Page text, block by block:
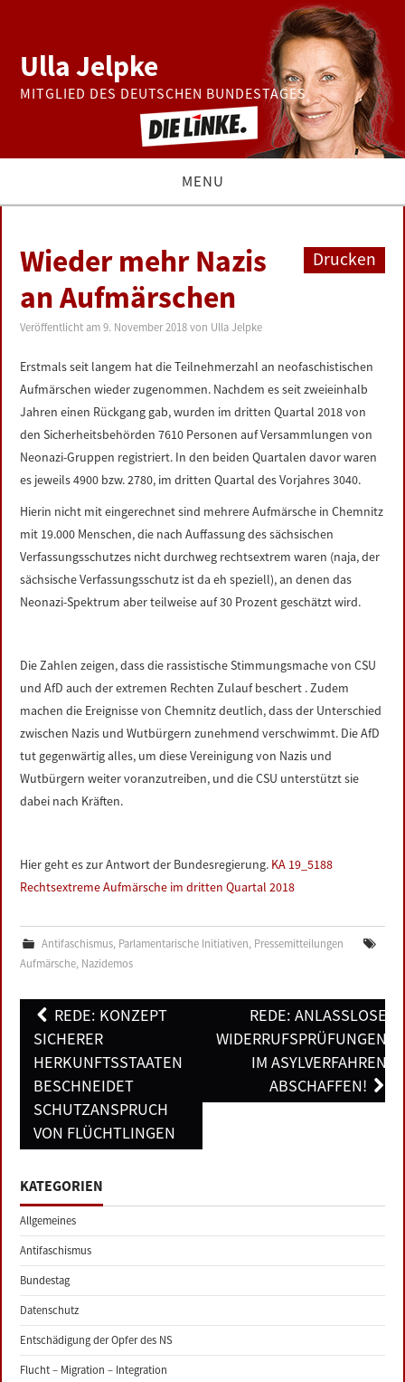
Ulla Jelpke
MITGLIED DES DEUTSCHEN BUNDESTAGES
MENU
BUNDESTAG
PRESSE
ZUR PERSON
LINKS
DATENSCHUTZERKLÄRUNG
IMPRESSUM
Drucken
Wieder mehr Nazis
an Aufmärschen
Veröffentlicht am9. November 2018 von Ulla Jelpke
Erstmals seit langem hat die Teilnehmerzahl an neofaschistischen
Aufmärschen wieder zugenommen. Nachdem es seit zweieinhalb
Jahren einen Rückgang gab, wurden im dritten Quartal 2018 von
den Sicherheitsbehörden 7610 Personen auf Versammlungen von
Neonazi-Gruppen registriert. In den beiden Quartalen davor waren
es jeweils 4900 bzw. 2780, im dritten Quartal des Vorjahres 3040.
Hierin nicht mit eingerechnet sind mehrere Aufmärsche in Chemnitz
mit 19.000 Menschen, die nach Auffassung des sächsischen
Verfassungsschutzes nicht durchweg rechtsextrem waren (naja, der
sächsische Verfassungsschutz ist da eh speziell), an denen das
Neonazi-Spektrum aber teilweise auf 30 Prozent geschätzt wird.
Die Zahlen zeigen, dass die rassistische Stimmungsmache von CSU
und AfD auch der extremen Rechten Zulauf beschert . Zudem
machen die Ereignisse von Chemnitz deutlich, dass der Unterschied
zwischen Nazis und Wutbürgern zunehmend verschwimmt. Die AfD
tut gegenwärtig alles, um diese Vereinigung von Nazis und
Wutbürgern weiter voranzutreiben, und die CSU unterstützt sie
dabei nach Kräften.
Hier geht es zur Antwort der Bundesregierung. KA 19_5188
Rechtsextreme Aufmärsche im dritten Quartal 2018
Antifaschismus, Parlamentarische Initiativen, Pressemitteilungen
Aufmärsche, Nazidemos
Post
navigation
REDE: KONZEPT
SICHERER
HERKUNFTSSTAATEN
BESCHNEIDET
SCHUTZANSPRUCH
VON FLÜCHTLINGEN
REDE: ANLASSLOSE
WIDERRUFSPRÜFUNGEN
IM ASYLVERFAHREN
ABSCHAFFEN!
KATEGORIEN
Allgemeines
Antifaschismus
Bundestag
Datenschutz
Entschädigung der Opfer des NS
Flucht – Migration – Integration